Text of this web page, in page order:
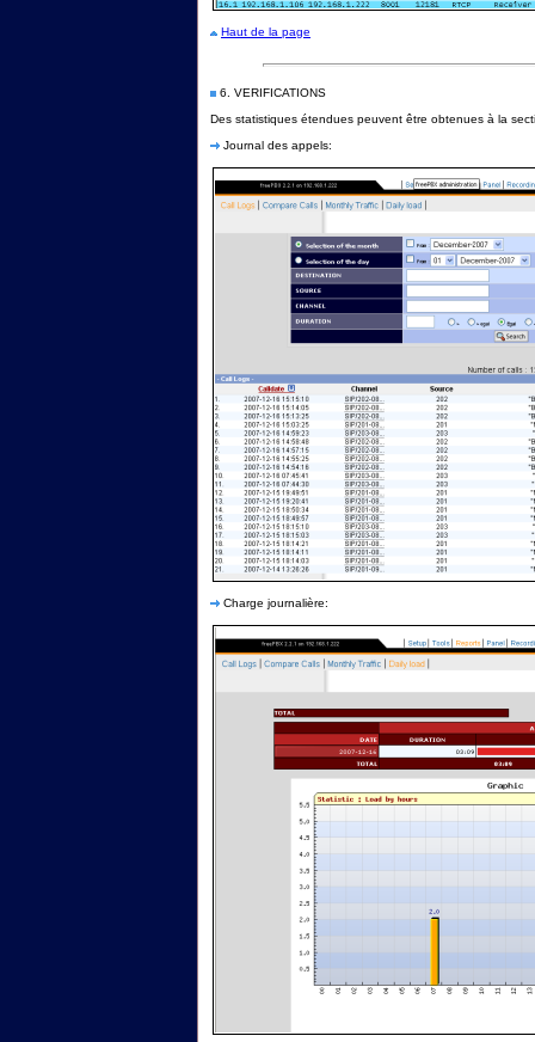
Haut de la page
6. VERIFICATIONS
Des statistiques étendues peuvent être obtenues à la
Journal des appels:
Charge journalière: